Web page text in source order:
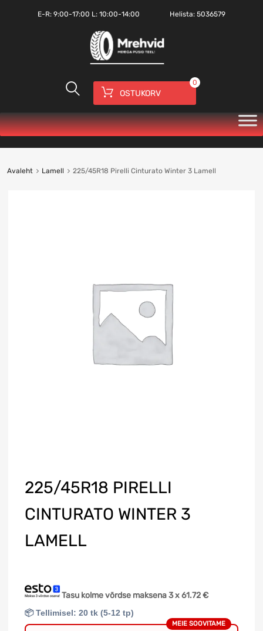
E-R: 9:00-17:00 L: 10:00-14:00 Helista:5036579
OSTUKORV
0
Avaleht Lamell 225/45R18 Pirelli Cinturato Winter 3 Lamell
225/45R18 PIRELLI
CINTURATO WINTER 3
LAMELL
Tasu kolme võrdse maksena 3 x61.72€
📦 Tellimisel: 20 tk (5-12 tp)
MEIE SOOVITAME